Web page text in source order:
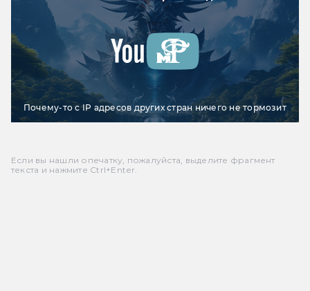
Почему-то с IP адресов других стран ничего не тормозит
Если вы нашли опечатку, пожалуйста, выделите фрагмент
текста и нажмите Ctrl+Enter.